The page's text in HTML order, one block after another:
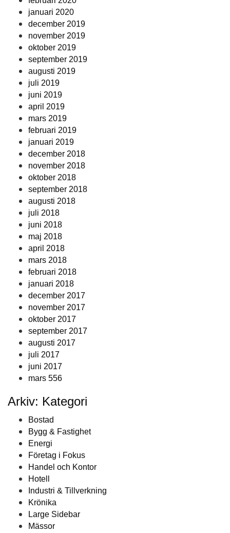
januari 2020
december 2019
november 2019
oktober 2019
september 2019
augusti 2019
juli 2019
juni 2019
april 2019
mars 2019
februari 2019
januari 2019
december 2018
november 2018
oktober 2018
september 2018
augusti 2018
juli 2018
juni 2018
maj 2018
april 2018
mars 2018
februari 2018
januari 2018
december 2017
november 2017
oktober 2017
september 2017
augusti 2017
juli 2017
juni 2017
mars 556
Arkiv: Kategori
Bostad
Bygg & Fastighet
Energi
Företag i Fokus
Handel och Kontor
Hotell
Industri & Tillverkning
Krönika
Large Sidebar
Mässor